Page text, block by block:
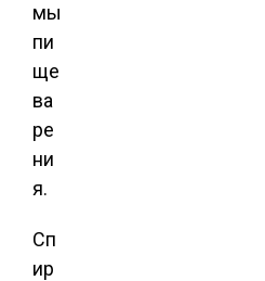
мы
пи
ще
ва
ре
ни
я.
Сп
ир